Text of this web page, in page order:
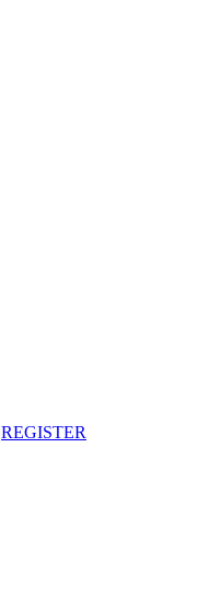
REGISTER